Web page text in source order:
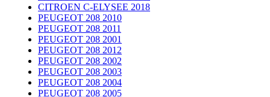
CITROEN C-ELYSEE 2018
PEUGEOT 208 2010
PEUGEOT 208 2011
PEUGEOT 208 2001
PEUGEOT 208 2012
PEUGEOT 208 2002
PEUGEOT 208 2003
PEUGEOT 208 2004
PEUGEOT 208 2005